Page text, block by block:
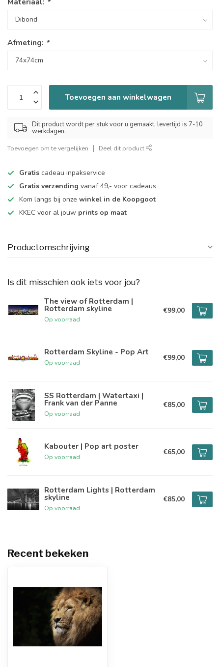
Afmeting: *
Toevoegen aan winkelwagen
Dit product wordt per stuk voor u gemaakt, levertijd is 7-10
werkdagen.
Toevoegen om te vergelijken Deel dit product
Gratis cadeau inpakservice
Gratis verzending vanaf 49,- voor cadeaus
Kom langs bij onze winkel in de Koopgoot
KKEC voor al jouw prints op maat
Productomschrijving
Is dit misschien ook iets voor jou?
The view of Rotterdam |
Rotterdam skyline
Op voorraad
€99,00
Rotterdam Skyline - Pop Art
Op voorraad
€99,00
SS Rotterdam | Watertaxi |
Frank van der Panne
Op voorraad
€85,00
Kabouter | Pop art poster
Op voorraad
€65,00
Rotterdam Lights | Rotterdam
skyline
Op voorraad
€85,00
Recent bekeken